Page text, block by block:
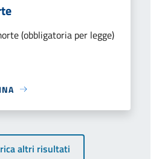
(obbligatoria per legge)
altri risultati